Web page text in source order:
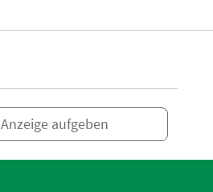
Anzeige aufgeben